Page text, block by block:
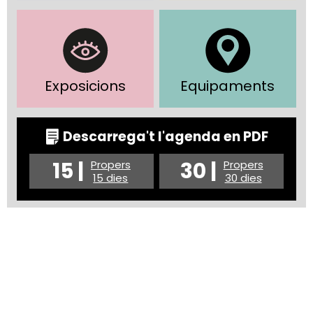
Exposicions Equipaments
Descarrega't l'agenda en PDF
15 | Propers
15 dies
30 | Propers
30 dies